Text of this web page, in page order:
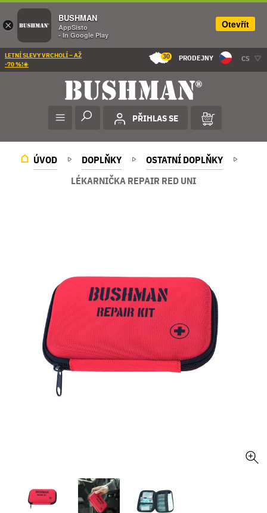
LETNÍ SLEVY VRCHOLÍ – AŽ
-70 %!☀️
30 PRODEJNY CS
PŘIHLAS SE
ÚVOD DOPLŇKY
OSTATNÍ DOPLŇKY
LÉKARNIČKA REPAIR RED UNI
×
BUSHMAN
AppSisto
- In Google Play
Otevřít